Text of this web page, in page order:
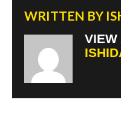
WRITTEN BY
VIEW